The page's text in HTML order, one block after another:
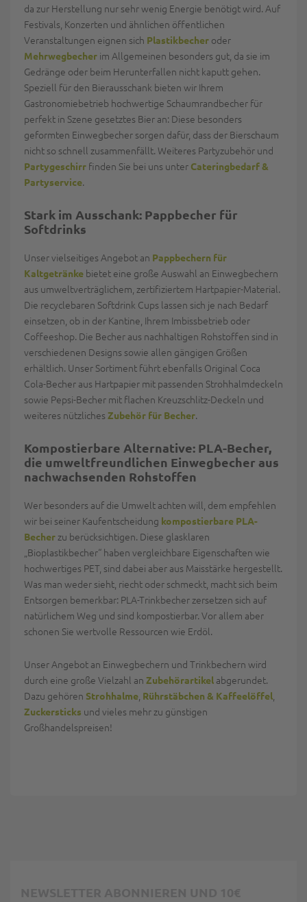
da zur Herstellung nur sehr wenig Energie benötigt wird. Auf
Festivals, Konzerten und ähnlichen öffentlichen
Veranstaltungen eignen sich Plastikbecher oder
Mehrwegbecher im Allgemeinen besonders gut, da sie im
Gedränge oder beim Herunterfallen nicht kaputt gehen.
Speziell für den Bierausschank bieten wir Ihrem
Gastronomiebetrieb hochwertige Schaumrandbecher für
perfekt in Szene gesetztes Bier an: Diese besonders
geformten Einwegbecher sorgen dafür, dass der Bierschaum
nicht so schnell zusammenfällt. Weiteres Partyzubehör und
Partygeschirr finden Sie bei uns unter Cateringbedarf &
Partyservice.
Stark im Ausschank: Pappbecher für
Softdrinks
Unser vielseitiges Angebot an Pappbechern für
Kaltgetränke bietet eine große Auswahl an Einwegbechern
aus umweltverträglichem, zertifiziertem Hartpapier-Material.
Die recyclebaren Softdrink Cups lassen sich je nach Bedarf
einsetzen, ob in der Kantine, Ihrem Imbissbetrieb oder
Coffeeshop. Die Becher aus nachhaltigen Rohstoffen sind in
verschiedenen Designs sowie allen gängigen Größen
erhältlich. Unser Sortiment führt ebenfalls Original Coca
Cola-Becher aus Hartpapier mit passenden Strohhalmdeckeln
sowie Pepsi-Becher mit flachen Kreuzschlitz-Deckeln und
weiteres nützliches Zubehör für Becher.
Kompostierbare Alternative: PLA-Becher,
die umweltfreundlichen Einwegbecher aus
nachwachsenden Rohstoffen
Wer besonders auf die Umwelt achten will, dem empfehlen
wir bei seiner Kaufentscheidung kompostierbare PLA-
Becher zu berücksichtigen. Diese glasklaren
„Bioplastikbecher“ haben vergleichbare Eigenschaften wie
hochwertiges PET, sind dabei aber aus Maisstärke hergestellt.
Was man weder sieht, riecht oder schmeckt, macht sich beim
Entsorgen bemerkbar: PLA-Trinkbecher zersetzen sich auf
natürlichem Weg und sind kompostierbar. Vor allem aber
schonen Sie wertvolle Ressourcen wie Erdöl.
Unser Angebot an Einwegbechern und Trinkbechern wird
durch eine große Vielzahl an Zubehörartikel abgerundet.
Dazu gehören Strohhalme Rührstäbchen & Kaffeelöffel
Zuckersticks und vieles mehr zu günstigen
Großhandelspreisen!